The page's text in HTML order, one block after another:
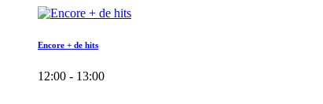
Encore + de hits
12:00 - 13:00